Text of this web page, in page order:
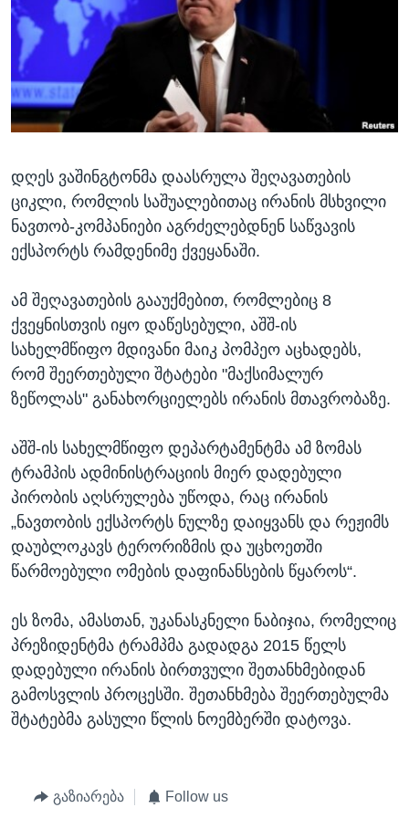
ᲡᲢᲣᲓᲘᲐ ᲕᲐᲨᲘᲜᲒᲢᲝᲜᲘ
ᲔᲙᲝᲜᲝᲛᲘᲙᲐ
ᲯᲐᲜᲛᲠᲗᲔᲚᲝᲑᲐ
ᲛᲔᲪᲜᲘᲔᲠᲔᲑᲐ
ᲘᲜᲢᲔᲠᲕᲘᲣ
ᲒᲐᲚᲘᲚᲔᲝ
ᲓᲔᲖᲘᲜᲤᲝᲠᲛᲐᲪᲘᲐ
Learning English
ᲗᲕᲐᲚᲘ ᲒᲕᲐᲓᲔᲕᲜᲔᲗ
ენები
დღეს ვაშინგტონმა დაასრულა შეღავათების
ციკლი, რომლის საშუალებითაც ირანის მსხვილი
ნავთობ-კომპანიები აგრძელებდნენ საწვავის
ექსპორტს რამდენიმე ქვეყანაში.
ამ შეღავათების გააუქმებით, რომლებიც 8
ქვეყნისთვის იყო დაწესებული, აშშ-ის
სახელმწიფო მდივანი მაიკ პომპეო აცხადებს,
რომ შეერთებული შტატები "მაქსიმალურ
ზეწოლას" განახორციელებს ირანის მთავრობაზე.
აშშ-ის სახელმწიფო დეპარტამენტმა ამ ზომას
ტრამპის ადმინისტრაციის მიერ დადებული
პირობის აღსრულება უწოდა, რაც ირანის
„ნავთობის ექსპორტს ნულზე დაიყვანს და რეჟიმს
დაუბლოკავს ტერორიზმის და უცხოეთში
წარმოებული ომების დაფინანსების წყაროს“.
ეს ზომა, ამასთან, უკანასკნელი ნაბიჯია, რომელიც
პრეზიდენტმა ტრამპმა გადადგა 2015 წელს
დადებული ირანის ბირთვული შეთანხმებიდან
გამოსვლის პროცესში. შეთანხმება შეერთებულმა
შტატებმა გასული წლის ნოემბერში დატოვა.
გაზიარება Follow us